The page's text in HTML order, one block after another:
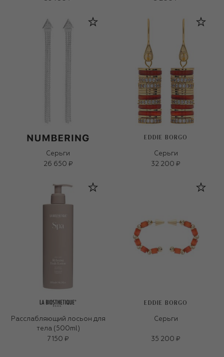
Серьги
26 650 ₽
EDDIE BORGO
Серьги
32 200 ₽
Расслабляющий лосьон для
тела (500ml)
7 150 ₽
EDDIE BORGO
Серьги
35 200 ₽